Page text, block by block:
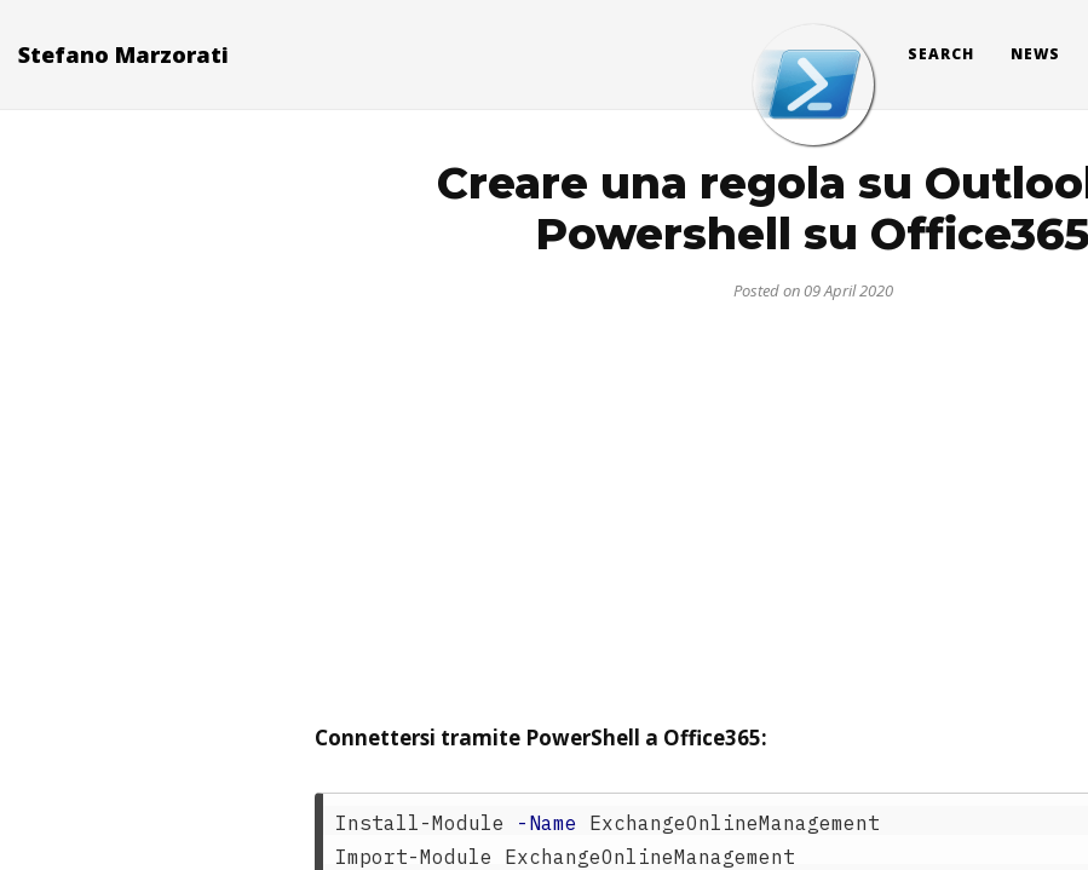
Stefano Marzorati SEARCH NEWS
Creare una regola su
Powershell su Office365
Posted on 09 April 2020
Connettersi tramite PowerShell a Office365:
Install-Module -Name
ExchangeOnlineManagement
Import-Module
ExchangeOnlineManagement